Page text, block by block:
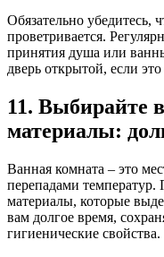
Обязательно убедитесь,
проветривается.
принятия душа или
дверь открытой, если
11. Выбирайте
материалы:
Ванная комната – это
перепадами
материалы, которые
вам долгое время,
гигиенические свойства.